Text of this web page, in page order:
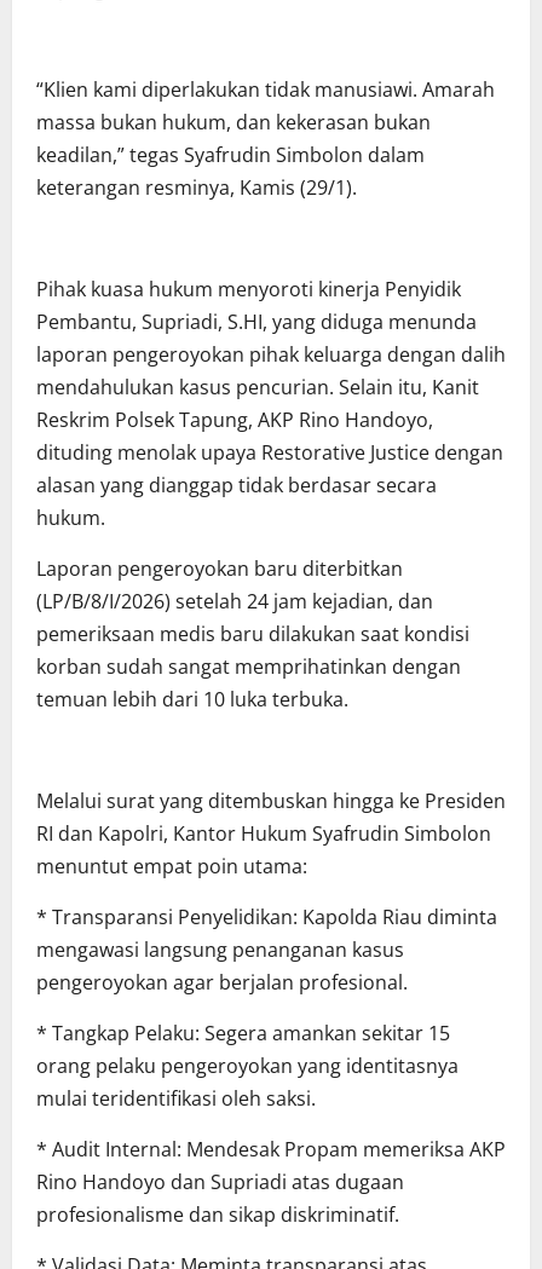
“Klien kami diperlakukan tidak manusiawi. Amarah
massa bukan hukum, dan kekerasan bukan
keadilan,” tegas Syafrudin Simbolon dalam
keterangan resminya, Kamis (29/1).
Pihak kuasa hukum menyoroti kinerja Penyidik
Pembantu, Supriadi, S.HI, yang diduga menunda
laporan pengeroyokan pihak keluarga dengan dalih
mendahulukan kasus pencurian. Selain itu, Kanit
Reskrim Polsek Tapung, AKP Rino Handoyo,
dituding menolak upaya Restorative Justice dengan
alasan yang dianggap tidak berdasar secara
hukum.
Laporan pengeroyokan baru diterbitkan
(LP/B/8/I/2026) setelah 24 jam kejadian, dan
pemeriksaan medis baru dilakukan saat kondisi
korban sudah sangat memprihatinkan dengan
temuan lebih dari 10 luka terbuka.
Melalui surat yang ditembuskan hingga ke Presiden
RI dan Kapolri, Kantor Hukum Syafrudin Simbolon
menuntut empat poin utama:
* Transparansi Penyelidikan: Kapolda Riau diminta
mengawasi langsung penanganan kasus
pengeroyokan agar berjalan profesional.
* Tangkap Pelaku: Segera amankan sekitar 15
orang pelaku pengeroyokan yang identitasnya
mulai teridentifikasi oleh saksi.
* Audit Internal: Mendesak Propam memeriksa AKP
Rino Handoyo dan Supriadi atas dugaan
profesionalisme dan sikap diskriminatif.